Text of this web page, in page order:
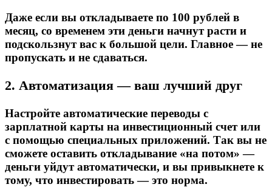
Даже если вы откладываете по 100 рублей в
месяц, со временем эти деньги начнут расти и
подскользнут вас к большой цели. Главное — не
пропускать и не сдаваться.
2. Автоматизация — ваш лучший друг
Настройте автоматические переводы с
зарплатной карты на инвестиционный счет или
с помощью специальных приложений. Так вы не
сможете оставить откладывание «на потом» —
деньги уйдут автоматически, и вы привыкнете к
тому, что инвестировать — это норма.